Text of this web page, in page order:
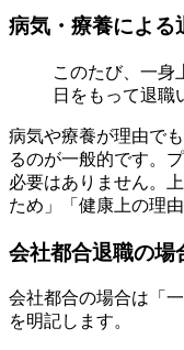
病気・療養による
このたび、一身
日をもって退職
病気や療養が理由で
るのが一般的です。
必要はありません。
ため」「健康上の理
会社都合退職の場
会社都合の場合は「
を明記します。